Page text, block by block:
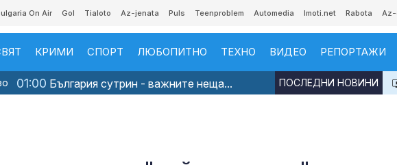
On Air Gol Tialoto Az-jenata Puls Teenproblem Automedia Imoti.net Rabota
КРИМИ СПОРТ ЛЮБОПИТНО ТЕХНО ВИДЕО РЕПОРТАЖИ
01:00 България сутрин - важните неща... ПОСЛЕДНИ НОВИНИ